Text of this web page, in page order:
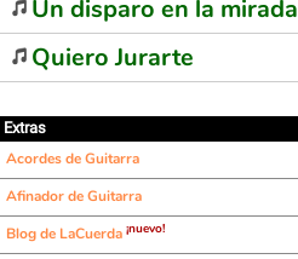
Un disparo en la mirada
Quiero Jurarte
Extras
Acordes de Guitarra
Afinador de Guitarra
Blog de LaCuerda ¡nuevo!